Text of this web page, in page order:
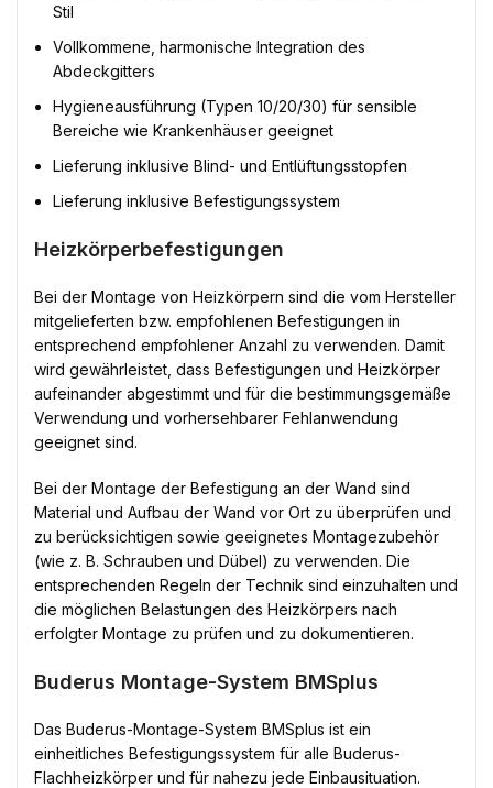
Stil
Vollkommene, harmonische Integration des
Abdeckgitters
Hygieneausführung (Typen 10/20/30) für sensible
Bereiche wie Krankenhäuser geeignet
Lieferung inklusive Blind- und Entlüftungsstopfen
Lieferung inklusive Befestigungssystem
Heizkörperbefestigungen
Bei der Montage von Heizkörpern sind die vom Hersteller
mitgelieferten bzw. empfohlenen Befestigungen in
entsprechend empfohlener Anzahl zu verwenden. Damit
wird gewährleistet, dass Befestigungen und Heizkörper
aufeinander abgestimmt und für die bestimmungsgemäße
Verwendung und vorhersehbarer Fehlanwendung
geeignet sind.
Bei der Montage der Befestigung an der Wand sind
Material und Aufbau der Wand vor Ort zu überprüfen und
zu berücksichtigen sowie geeignetes Montagezubehör
(wie z. B. Schrauben und Dübel) zu verwenden. Die
entsprechenden Regeln der Technik sind einzuhalten und
die möglichen Belastungen des Heizkörpers nach
erfolgter Montage zu prüfen und zu dokumentieren.
Buderus Montage-System BMSplus
Das Buderus-Montage-System BMSplus ist ein
einheitliches Befestigungssystem für alle Buderus-
Flachheizkörper und für nahezu jede Einbausituation.